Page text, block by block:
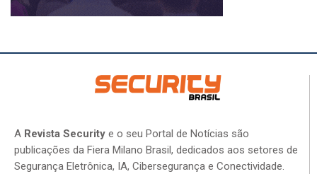
A Revista Security e o seu Portal de Notícias são
publicações da Fiera Milano Brasil, dedicados aos setores de
Segurança Eletrônica, IA, Cibersegurança e Conectividade.